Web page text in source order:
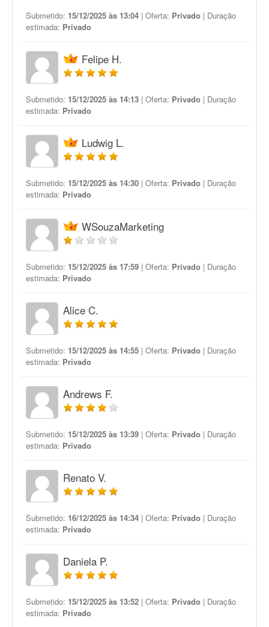
Submetido: 15/12/2025 às 13:04 | Oferta: Privado | Duração
estimada: Privado
Felipe H.
Submetido: 15/12/2025 às 14:13 | Oferta: Privado | Duração
estimada: Privado
Ludwig L.
Submetido: 15/12/2025 às 14:30 | Oferta: Privado | Duração
estimada: Privado
WSouzaMarketing
Submetido: 15/12/2025 às 17:59 | Oferta: Privado | Duração
estimada: Privado
Alice C.
Submetido: 15/12/2025 às 14:55 | Oferta: Privado | Duração
estimada: Privado
Andrews F.
Submetido: 15/12/2025 às 13:39 | Oferta: Privado | Duração
estimada: Privado
Renato V.
Submetido: 16/12/2025 às 14:34 | Oferta: Privado | Duração
estimada: Privado
Daniela P.
Submetido: 15/12/2025 às 13:52 | Oferta: Privado | Duração
estimada: Privado